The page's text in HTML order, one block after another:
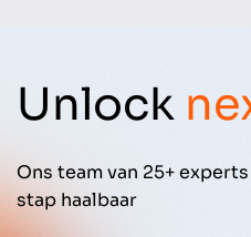
Unlock
Ons team van 25+
stap haalbaar